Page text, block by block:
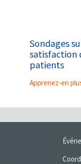
Sondages
satisfaction
patients
Apprenez-en